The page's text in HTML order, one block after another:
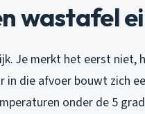
wastafel
Je merkt het eerst niet,
in die afvoer bouwt zich
onder de 5